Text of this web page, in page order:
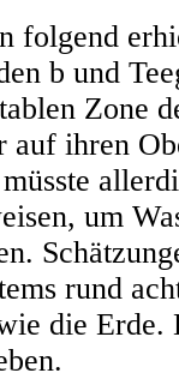
folgend
b und
Zone
auf ihren
um
rund
die